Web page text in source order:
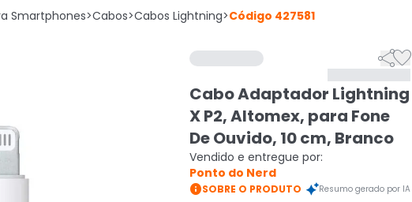
Smartphones>Cabos>Cabos Lightning>Código 427581

Cabo Adaptador Lightning
X P2, Altomex, para Fone
De Ouvido, 10 cm, Branco
Vendido e entregue por:
Ponto do Nerd
SOBRE O PRODUTO Resumo gerado por IA